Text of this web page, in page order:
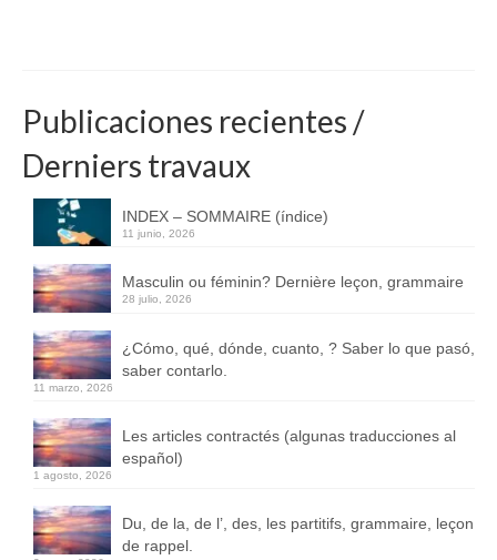
Publicaciones recientes /
Derniers travaux
INDEX – SOMMAIRE (índice)
11 junio, 2026
Masculin ou féminin? Dernière leçon, grammaire
28 julio, 2026
¿Cómo, qué, dónde, cuanto, ? Saber lo que pasó,
saber contarlo.
11 marzo, 2026
Les articles contractés (algunas traducciones al
español)
1 agosto, 2026
Du, de la, de l’, des, les partitifs, grammaire, leçon
de rappel.